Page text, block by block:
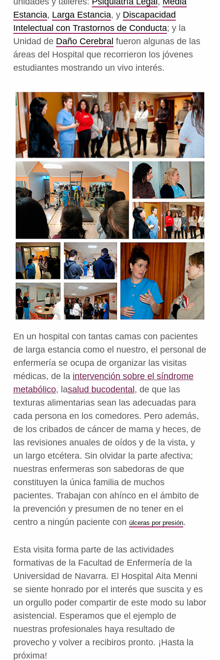
Estancia, Larga Estancia, y Discapacidad
Intelectual con Trastornos de Conducta; y la
Unidad de Daño Cerebral fueron algunas de las
áreas del Hospital que recorrieron los jóvenes
estudiantes mostrando un vivo interés.
En un hospital con tantas camas con pacientes
de larga estancia como el nuestro, el personal de
enfermería se ocupa de organizar las visitas
médicas, de la intervención sobre el síndrome
metabólico, lasalud bucodental, de que las
texturas alimentarias sean las adecuadas para
cada persona en los comedores. Pero además,
de los cribados de cáncer de mama y heces, de
las revisiones anuales de oídos y de la vista, y
un largo etcétera. Sin olvidar la parte afectiva;
nuestras enfermeras son sabedoras de que
constituyen la única familia de muchos
pacientes. Trabajan con ahínco en el ámbito de
la prevención y presumen de no tener en el
centro a ningún paciente con úlceras por presión.
Esta visita forma parte de las actividades
formativas de la Facultad de Enfermería de la
Universidad de Navarra. El Hospital Aita Menni
se siente honrado por el interés que suscita y es
un orgullo poder compartir de este modo su labor
asistencial. Esperamos que el ejemplo de
nuestras profesionales haya resultado de
provecho y volver a recibiros pronto. ¡Hasta la
próxima!